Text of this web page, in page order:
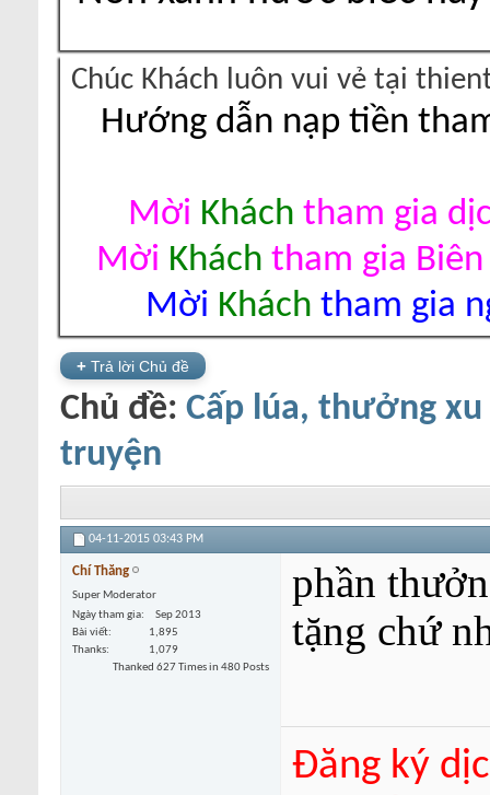
Chúc Khách luôn vui vẻ tại
Hướng dẫn nạp tiền
Mời Khách tham gia
Mời Khách tham gia
Mời Khách tham gia
+ Trả lời Chủ đề
Chủ đề: Cấp lúa, thưởng xu
truyện
04-11-2015 03:43 PM
Chí Thăng
Super Moderator
Ngày tham gia
Sep 2013
Bài viết
1,895
Thanks
1,079
Thanked 627 Times in 480 Posts
phần
tặng chứ
Đăng ký